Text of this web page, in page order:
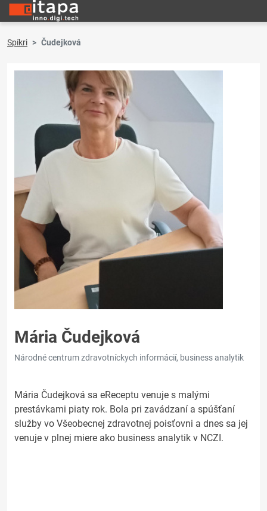
Spíkri Čudejková
Mária Čudejková
Národné centrum zdravotníckych informácií, business analytik
Mária Čudejková sa eReceptu venuje s malými
prestávkami piaty rok. Bola pri zavádzaní a spúšťaní
služby vo Všeobecnej zdravotnej poisťovni a dnes sa jej
venuje v plnej miere ako business analytik v NCZI.